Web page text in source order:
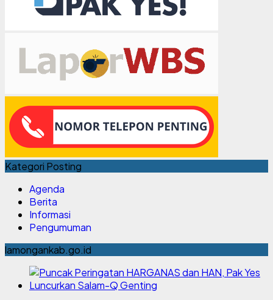
Kategori Posting
Agenda
Berita
Informasi
Pengumuman
lamongankab.go.id